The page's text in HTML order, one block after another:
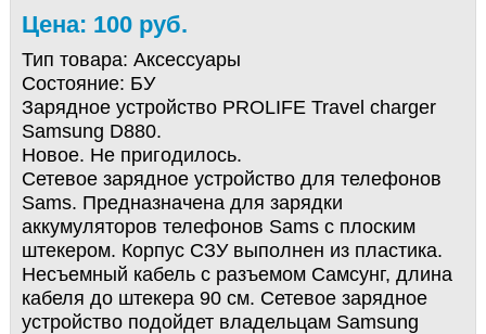
Цена: 100 руб.
Тип товара: Аксессуары
Состояние: БУ
Зарядное устройство PROLIFE Travel charger
Samsung D880.
Новое. Не пригодилось.
Сетевое зарядное устройство для телефонов
Sams. Предназначена для зарядки
аккумуляторов телефонов Sams с плоским
штекером. Корпус СЗУ выполнен из пластика.
Несъемный кабель с разъемом Самсунг, длина
кабеля до штекера 90 см. Сетевое зарядное
устройство подойдет владельцам Samsung